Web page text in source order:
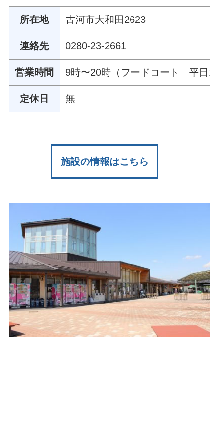
所在地 古河市大和田2623
連絡先 0280-23-2661
営業時間 9時〜20時（フードコート 平日
定休日 無
施設の情報はこちら